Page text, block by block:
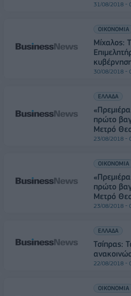
31/08/2018 -
ΟΙΚΟΝΟΜΙΑ
Μίχαλος:
30/08/2018 -
ΕΛΛΑΔΑ
πρώτο
Μετρό
23/08/2018 -
ΟΙΚΟΝΟΜΙΑ
πρώτο
Μετρό
23/08/2018 -
ΕΛΛΑΔΑ
Τσίπρας:
22/08/2018 -
ΟΙΚΟΝΟΜΙΑ